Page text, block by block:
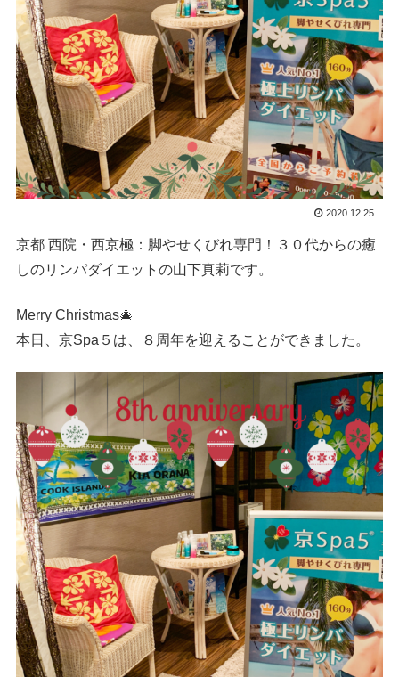
2020.12.25
京都 西院・西京極：脚やせくびれ専門！３０代からの癒
しのリンパダイエットの山下真莉です。
Merry Christmas🎄
本日、京Spa５は、８周年を迎えることができました。